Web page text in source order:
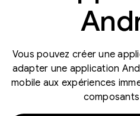
Vous pouvez créer une
adapter une application
mobile aux expériences